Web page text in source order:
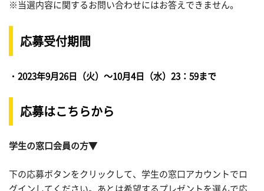
※当選内容に関するお問い合わせにはお答えできません。
応募受付期間
・ 2023年9月26日（火）～10月4日（水）23：59まで
応募はこちらから
学生の窓口会員の方▼
下の応募ボタンをクリックして、学生の窓口アカウントでロ
グインしてください。あとは希望するプレゼントを選んで応